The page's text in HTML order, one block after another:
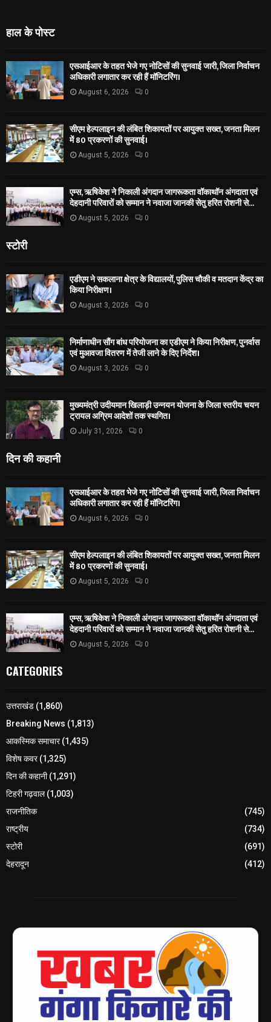
हाल के पोस्ट
एसआईआर के तहत भेजे गए नोटिसों की सुनवाई जारी, जिला निर्वाचन
अधिकारी लगातार कर रही हैं मॉनिटरिंग।
August 6, 2026 0
सीएम हेल्पलाइन की लंबित शिकायतों पर आयुक्त सख्त, जनता मिलन
में 80 प्रकरणों की सुनवाई।
August 5, 2026 0
एम्स, ऋषिकेश ने निकाली अंगदान जागरूकता वॉकाथॉन अंगदाता एवं
देहदानी परिवारों को सम्मान ने नवाजा जानकी सेतु हरित रोशनी से...
August 5, 2026 0
स्टोरी
एडीएम ने सकलाना क्षेत्र के विद्यालयों, पुलिस चौकी व मतदान केंद्र का
किया निरीक्षण।
August 3, 2026 0
निर्माणाधीन सौंग बांध परियोजना का एडीएम ने किया निरीक्षण, पुनर्वास
एवं मुआवजा वितरण में तेजी लाने के दिए निर्देश।
August 3, 2026 0
मुख्यमंत्री उदीयमान खिलाड़ी उन्नयन योजना के जिला स्तरीय चयन
ट्रायल अग्रिम आदेशों तक स्थगित।
July 31, 2026 0
दिन की कहानी
एसआईआर के तहत भेजे गए नोटिसों की सुनवाई जारी, जिला निर्वाचन
अधिकारी लगातार कर रही हैं मॉनिटरिंग।
August 6, 2026 0
सीएम हेल्पलाइन की लंबित शिकायतों पर आयुक्त सख्त, जनता मिलन
में 80 प्रकरणों की सुनवाई।
August 5, 2026 0
एम्स, ऋषिकेश ने निकाली अंगदान जागरूकता वॉकाथॉन अंगदाता एवं
देहदानी परिवारों को सम्मान ने नवाजा जानकी सेतु हरित रोशनी से...
August 5, 2026 0
CATEGORIES
उत्तराखंड (1,860)
Breaking News (1,813)
आकस्मिक समाचार(1,435)
विशेष कवर(1,325)
दिन की कहानी(1,291)
टिहरी गढ़वाल(1,003)
राजनीतिक
(745)
राष्ट्रीय
(734)
स्टोरी
(691)
देहरादून
(412)